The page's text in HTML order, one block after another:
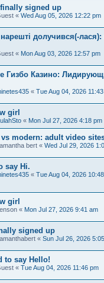
signed up
« Wed Aug 05, 2026 12:22 pm
долучився(-лася):
« Mon Aug 03, 2026 12:57 pm
Гизбо Казино:
« Tue Aug 04, 2026
girl
« Mon Jul 27, 2026 4:18 pm
modern: adult video
bert « Wed Jul 29, 2026
say Hi.
« Tue Aug 04, 2026
girl
« Mon Jul 27, 2026 9:41 am
signed up
« Sun Jul 26, 2026
to say Hello!
« Tue Aug 04, 2026 11:46 pm